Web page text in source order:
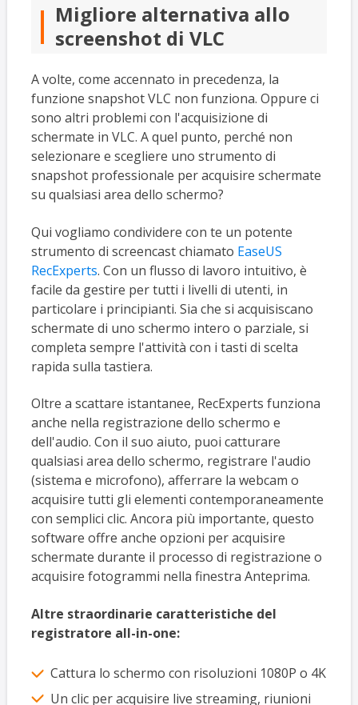
Migliore alternativa allo
screenshot di VLC
A volte, come accennato in precedenza, la
funzione snapshot VLC non funziona. Oppure ci
sono altri problemi con l'acquisizione di
schermate in VLC. A quel punto, perché non
selezionare e scegliere uno strumento di
snapshot professionale per acquisire schermate
su qualsiasi area dello schermo?
Qui vogliamo condividere con te un potente
strumento di screencast chiamato EaseUS
RecExperts. Con un flusso di lavoro intuitivo, è
facile da gestire per tutti i livelli di utenti, in
particolare i principianti. Sia che si acquisiscano
schermate di uno schermo intero o parziale, si
completa sempre l'attività con i tasti di scelta
rapida sulla tastiera.
Oltre a scattare istantanee, RecExperts funziona
anche nella registrazione dello schermo e
dell'audio. Con il suo aiuto, puoi catturare
qualsiasi area dello schermo, registrare l'audio
(sistema e microfono), afferrare la webcam o
acquisire tutti gli elementi contemporaneamente
con semplici clic. Ancora più importante, questo
software offre anche opzioni per acquisire
schermate durante il processo di registrazione o
acquisire fotogrammi nella finestra Anteprima.
Altre straordinarie caratteristiche del
registratore all-in-one:
Cattura lo schermo con risoluzioni 1080P o 4K
Un clic per acquisire live streaming, riunioni